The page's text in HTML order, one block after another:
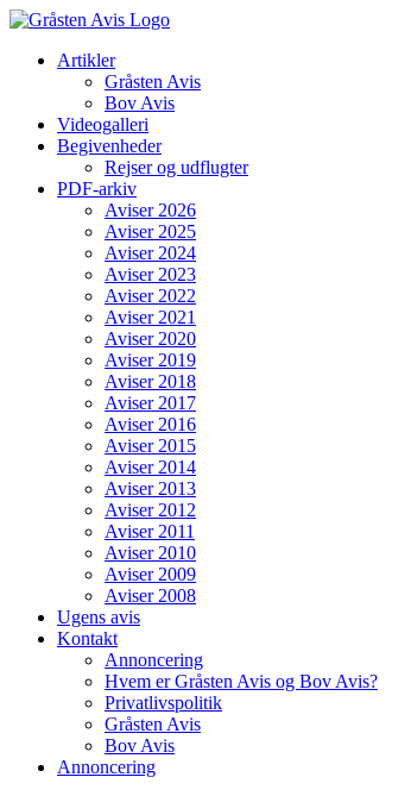
Skip
contentArtikler
Gråsten Avis
Bov Avis
Videogalleri
Begivenheder
Rejser og udflugter
PDF-arkiv
Aviser 2026
Aviser 2025
Aviser 2024
Aviser 2023
Aviser 2022
Aviser 2021
Aviser 2020
Aviser 2019
Aviser 2018
Aviser 2017
Aviser 2016
Aviser 2015
Aviser 2014
Aviser 2013
Aviser 2012
Aviser 2011
Aviser 2010
Aviser 2009
Aviser 2008
Ugens avis
Kontakt
Annoncering
Hvem er Gråsten Avis og Bov Avis?
Privatlivspolitik
Gråsten Avis
Bov Avis
Annoncering